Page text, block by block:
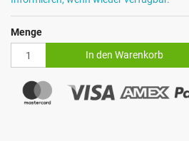
Menge
In den Warenkorb